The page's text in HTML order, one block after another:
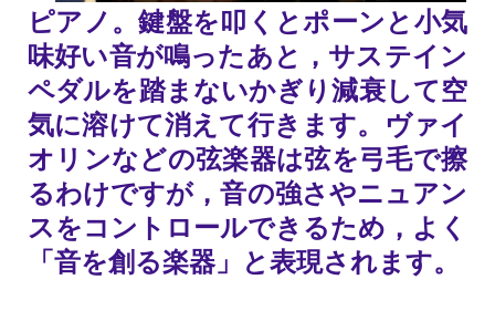
ピアノ。鍵盤を叩くとポーンと小気
味好い音が鳴ったあと，サステイン
ペダルを踏まないかぎり減衰して空
気に溶けて消えて行きます。ヴァイ
オリンなどの弦楽器は弦を弓毛で擦
るわけですが，音の強さやニュアン
スをコントロールできるため，よく
「音を創る楽器」と表現されます。